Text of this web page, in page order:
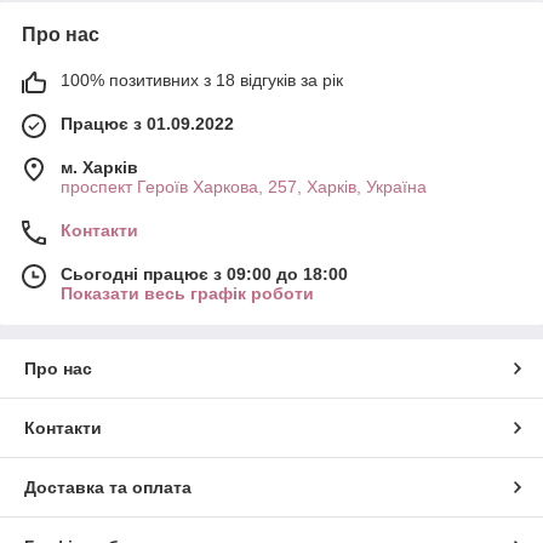
Про нас
100% позитивних з 18 відгуків за рік
Працює з 01.09.2022
м. Харків
проспект Героїв Харкова, 257, Харків, Україна
Контакти
Сьогодні працює з 09:00 до 18:00
Показати весь графік роботи
Про нас
Контакти
Доставка та оплата